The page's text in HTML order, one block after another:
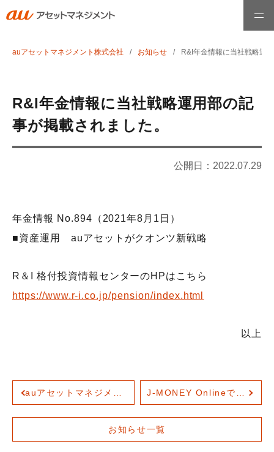
ホーム
ファンド情報
お知らせ
会社概要
人権に関する方針
auアセットマネジメント株式会社 お知らせ R&I年金情報に当社戦略運
R&I年金情報に当社戦略運用部の記
事が掲載されました。
公開日： 2022.07.29
年金情報 No.894（2021年8月1日）
■資産運用 auアセットがクオンツ新戦略
R＆I 格付投資情報センターのHPはこちら
https://www.r-i.co.jp/pension/index.html
以上
auアセットマネジメントが低コストのレバレッジ型ファンドを設定
お知らせ一覧